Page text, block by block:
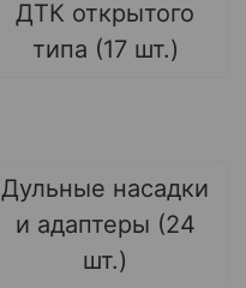
ДТК открытого
типа (17 шт.)
Дульные насадки
и адаптеры (24
шт.)